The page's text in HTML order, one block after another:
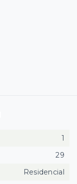
1
29
Residencial